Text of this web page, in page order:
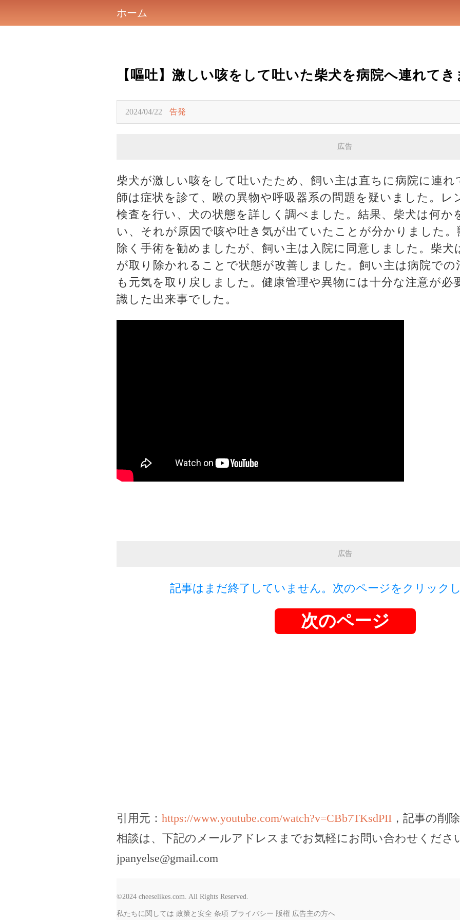
ホーム
【嘔吐】激しい咳をして吐いた柴犬を病院へ連れてき
2024/04/22 告発
広告
柴犬が激しい咳をして吐いたため、飼い主は直ちに病院に連れ
師は症状を診て、喉の異物や呼吸器系の問題を疑いました。レ
検査を行い、犬の状態を詳しく調べました。結果、柴犬は何か
い、それが原因で咳や吐き気が出ていたことが分かりました。
除く手術を勧めましたが、飼い主は入院に同意しました。柴犬
が取り除かれることで状態が改善しました。飼い主は病院での
も元気を取り戻しました。健康管理や異物には十分な注意が必
識した出来事でした。
広告
記事はまだ終了していません。次のページをクリック
次のページ
引用元： https://www.youtube.com/watch?v=CBb7TKsdPII ，記事の削
相談は、下記のメールアドレスまでお気軽にお問い合わせくださ
jpanyelse@gmail.com
©2024 cheeselikes.com. All Rights Reserved.
私たちに関しては 政策と安全 条項 プライバシー 版権 広告主の方へ